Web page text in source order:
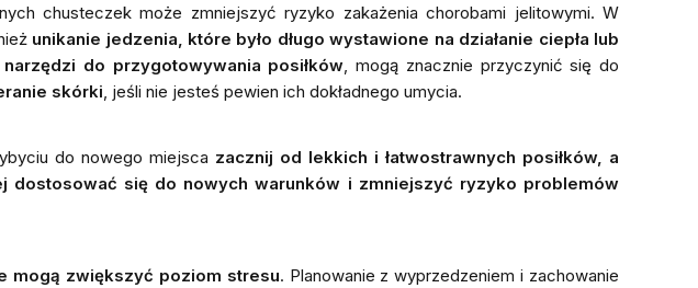
chusteczek może zmniejszyć ryzyko zakażenia chorobami jelitowymi. W
unikanie jedzenia, które było długo wystawione na działanie ciepła lub
do przygotowywania posiłków , mogą znacznie przyczynić się do
skórki , jeśli nie jesteś pewien ich dokładnego umycia.
do nowego miejsca zacznij od lekkich i łatwostrawnych posiłków, a
dostosować się do nowych warunków i zmniejszyć ryzyko problemów
mogą zwiększyć poziom stresu. Planowanie z wyprzedzeniem i zachowanie